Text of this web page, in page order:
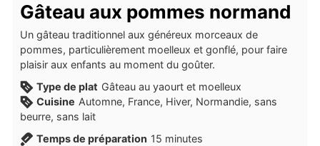
Gâteau aux pommes normand
Un gâteau traditionnel aux généreux morceaux de
pommes, particulièrement moelleux et gonflé, pour faire
plaisir aux enfants au moment du goûter.
Type de plat Gâteau au yaourt et moelleux
Cuisine Automne, France, Hiver, Normandie, sans
beurre, sans lait
Temps de préparation 15 minutes
minutes